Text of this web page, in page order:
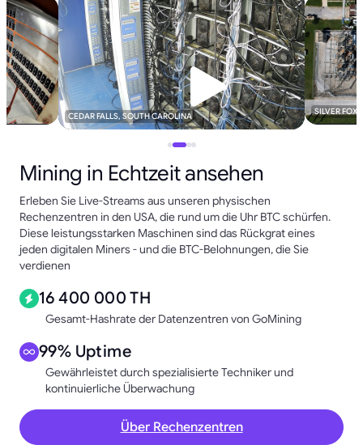
CEDAR FALLS, SOUTH CAROLINA SILVER FOX
Mining in Echtzeit ansehen
Erleben Sie Live-Streams aus unseren physischen
Rechenzentren in den USA, die rund um die Uhr BTC schürfen.
Diese leistungsstarken Maschinen sind das Rückgrat eines
jeden digitalen Miners - und die BTC-Belohnungen, die Sie
verdienen
16 400 000 TH
Gesamt-Hashrate der Datenzentren von GoMining
99% Uptime
Gewährleistet durch spezialisierte Techniker und
kontinuierliche Überwachung
Über Rechenzentren